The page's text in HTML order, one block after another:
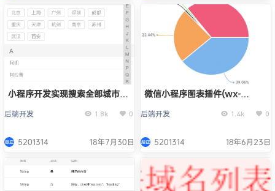
小程序开发实现搜索全部城市列
后端开发 1.8k 0
5201314 18年7月30日
微信小程序图表插件(wx-
后端开发 1.4k 0
5201314 18年6月23日